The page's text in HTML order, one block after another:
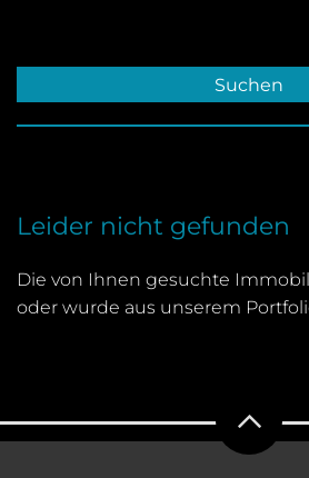
Leider nicht gefunden
Die von Ihnen gesuchte
oder wurde aus unserem